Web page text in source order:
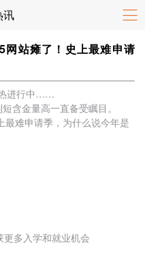
讯
网站瘫了！史上最难申请
进行中……
含金量高一直备受瞩目。
难申请季，为什么说今年是
多入学和就业机会